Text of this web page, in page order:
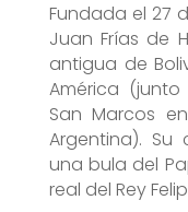
Fundada el 27
Juan Frías de
antigua de
América
San Marcos
Argentina).
una bula del
real del Rey